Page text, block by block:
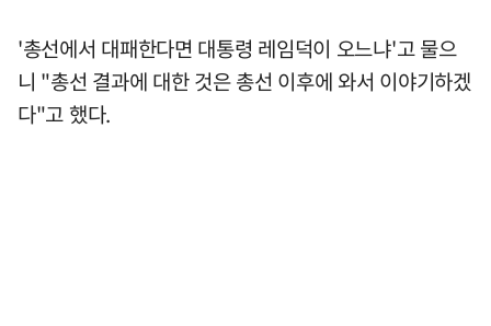
'총선에서 대패한다면 대통령 레임덕이 오느냐'고 물으
니 "총선 결과에 대한 것은 총선 이후에 와서 이야기하겠
다"고 했다.